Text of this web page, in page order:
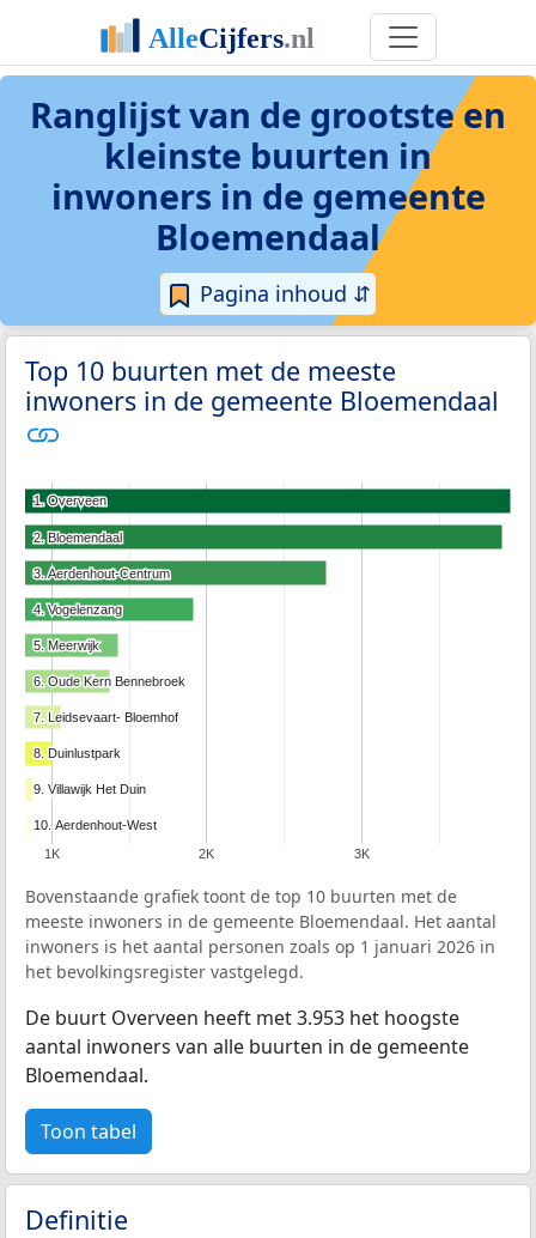
Ranglijst van de grootste en
kleinste buurten in
inwoners in de gemeente
Bloemendaal
Pagina inhoud ⇵
Top 10 buurten met de meeste
inwoners in de gemeente Bloemendaal
1K 2K 3K
1. Overveen
1. Overveen
2. Bloemendaal
2. Bloemendaal
3. Aerdenhout-Centrum
3. Aerdenhout-Centrum
4. Vogelenzang
4. Vogelenzang
5. Meerwijk
5. Meerwijk
6. Oude Kern Bennebroek
6. Oude Kern Bennebroek
7. Leidsevaart- Bloemhof
7. Leidsevaart- Bloemhof
8. Duinlustpark
8. Duinlustpark
9. Villawijk Het Duin
9. Villawijk Het Duin
10. Aerdenhout-West
10. Aerdenhout-West
Bovenstaande grafiek toont de top 10 buurten met de
meeste inwoners in de gemeente Bloemendaal. Het aantal
inwoners is het aantal personen zoals op 1 januari 2026 in
het bevolkingsregister vastgelegd.
De buurt Overveen heeft met 3.953 het hoogste
aantal inwoners van alle buurten in de gemeente
Bloemendaal.
Toon tabel
Definitie